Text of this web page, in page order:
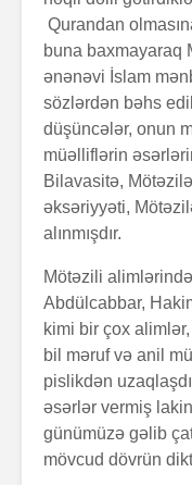
Qurandan
buna baxmayaraq
ənənəvi İslam
sözlərdən bəhs
düşüncələr, onun
müəlliflərin
Bilavasitə,
əksəriyyəti,
alınmışdır.
Mötəzili
Abdülcabbar,
kimi bir çox
bil məruf və anil
pislikdən
əsərlər vermiş
günümüzə gəlib
mövcud dövrün